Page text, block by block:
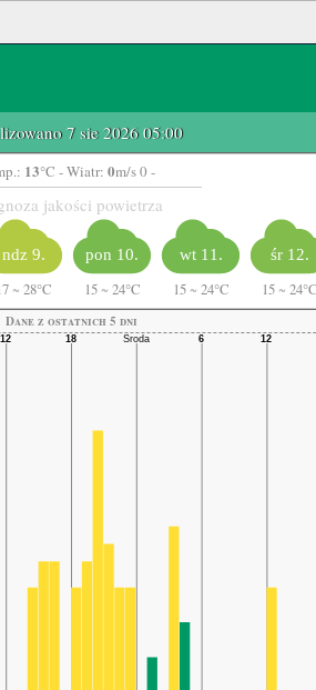
7 sie 2026 05:00
13°C - Wiatr: 0m/s 0 -
jakości powietrza
ndz 9.
~ 28°C
pon 10.
15 ~ 24°C
wt 11.
15 ~ 24°C
śr 12.
15 ~
Dane z ostatnich 5 dni